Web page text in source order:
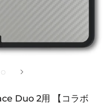
Duo 2用 【コラボ